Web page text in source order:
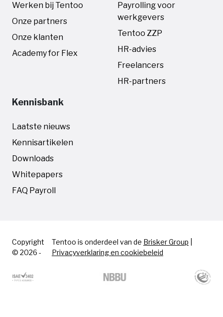
Werken bij Tentoo
Onze partners
Onze klanten
Academy for Flex
Payrolling voor
werkgevers
Tentoo ZZP
HR-advies
Freelancers
HR-partners
Kennisbank
Laatste nieuws
Kennisartikelen
Downloads
Whitepapers
FAQ Payroll
Copyright
© 2026 -
Tentoo is onderdeel van de Brisker Group
Privacyverklaring en cookiebeleid